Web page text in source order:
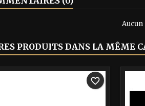
Aucun
PRODUITS DANS LA MÊME
favorite_border